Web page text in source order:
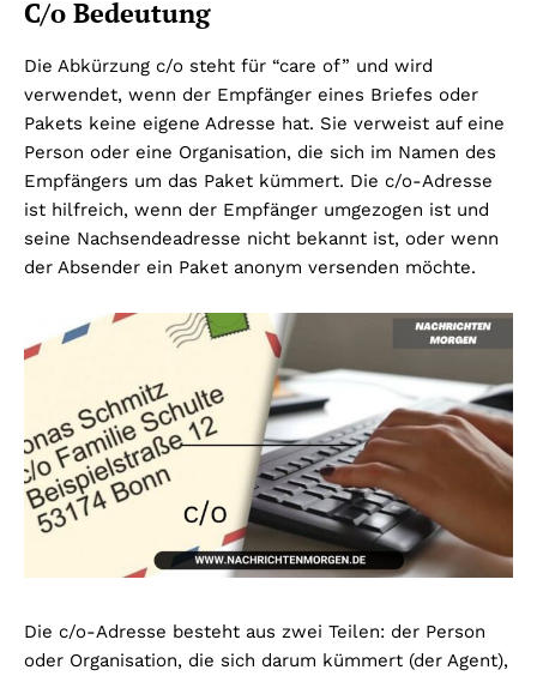
C/o Bedeutung
Die Abkürzung c/o steht für “care of” und wird
verwendet, wenn der Empfänger eines Briefes oder
Pakets keine eigene Adresse hat. Sie verweist auf eine
Person oder eine Organisation, die sich im Namen des
Empfängers um das Paket kümmert. Die c/o-Adresse
ist hilfreich, wenn der Empfänger umgezogen ist und
seine Nachsendeadresse nicht bekannt ist, oder wenn
der Absender ein Paket anonym versenden möchte.
Die c/o-Adresse besteht aus zwei Teilen: der Person
oder Organisation, die sich darum kümmert (der Agent),